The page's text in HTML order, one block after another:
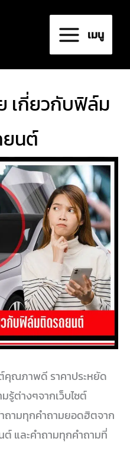
เมนู
เกี่ยวกับฟิล์ม
นต์
ณภาพดี ราคาประหยัด
รู้ต่างๆจากเว็บไซต์
ถามทุกคำถามยอดฮิตจาก
และคำถามทุกคำถามที่